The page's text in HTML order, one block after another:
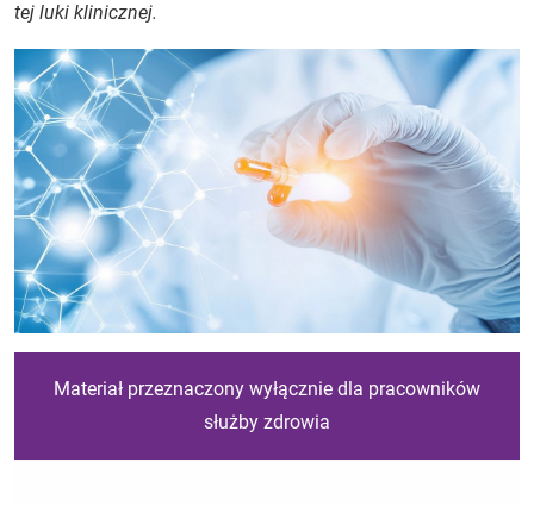
tej luki klinicznej.
Materiał przeznaczony wyłącznie dla pracowników
służby zdrowia